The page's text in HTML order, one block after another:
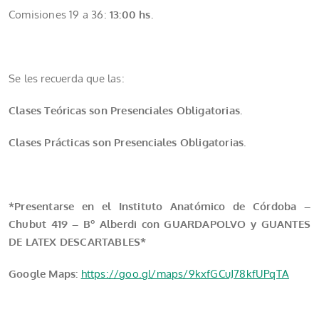
Comisiones 19 a 36: 13:00 hs.
Se les recuerda que las:
Clases Teóricas son Presenciales Obligatorias.
Clases Prácticas son Presenciales Obligatorias.
*Presentarse en el Instituto Anatómico de Córdoba –
Chubut 419 – Bº Alberdi con GUARDAPOLVO y GUANTES
DE LATEX DESCARTABLES*
Google Maps: https://goo.gl/maps/9kxfGCuJ78kfUPqTA